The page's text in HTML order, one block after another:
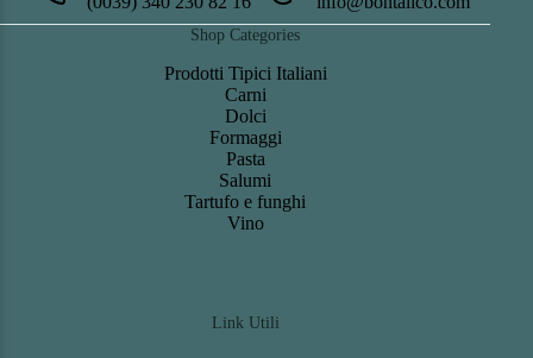
Shop Categories
Prodotti Tipici Italiani
Carni
Dolci
Formaggi
Pasta
Salumi
Tartufo e funghi
Vino
Link Utili